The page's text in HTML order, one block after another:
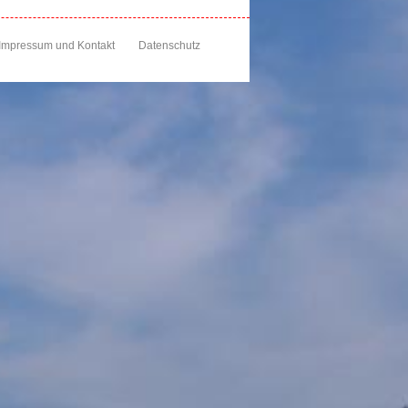
und Kontakt Datenschutz